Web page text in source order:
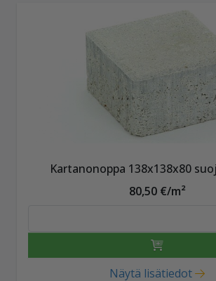
Kartanonoppa 138x138x80
80,50 €/m²
Näytä lisätiedot